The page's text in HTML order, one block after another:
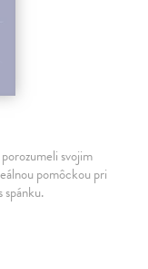
svojim
pomôckou pri
spánku.